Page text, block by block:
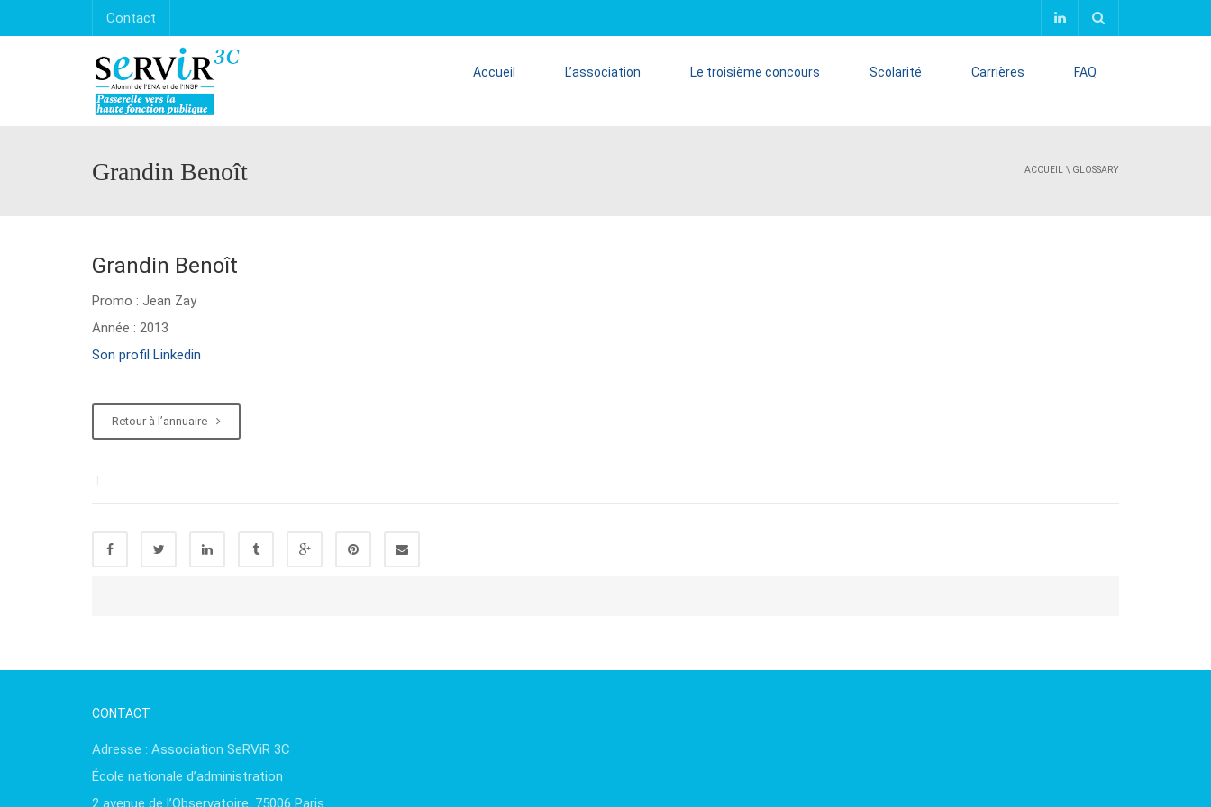
Contact
Accueil L’association Le troisième concours Scolarité Carrières FAQ
Grandin Benoît ACCUEIL \ GLOSSARY
Grandin Benoît
Promo : Jean Zay
Année : 2013
Son profil Linkedin
Retour à l’annuaire
CONTACT
Adresse : Association SeRViR 3C
École nationale d’administration
2 avenue de l’Observatoire, 75006 Paris